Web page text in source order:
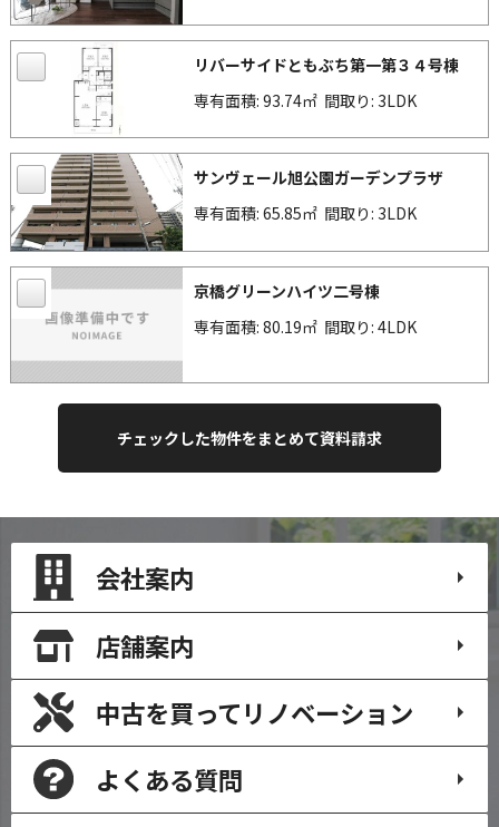
リバーサイドともぶち第一第３４号棟
専有面積: 93.74㎡ 間取り: 3LDK
サンヴェール旭公園ガーデンプラザ
専有面積: 65.85㎡ 間取り: 3LDK
京橋グリーンハイツ二号棟
専有面積: 80.19㎡ 間取り: 4LDK
会社案内
店舗案内
中古を買ってリノベーション
よくある質問